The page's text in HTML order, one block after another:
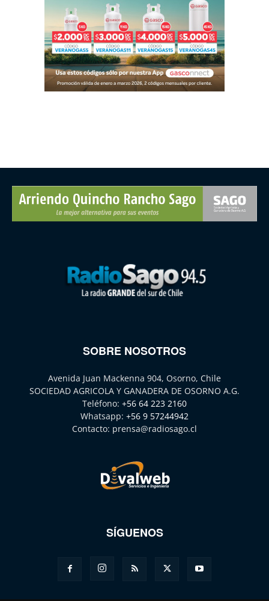
SOBRE NOSOTROS
Avenida Juan Mackenna 904, Osorno, Chile
SOCIEDAD AGRICOLA Y GANADERA DE OSORNO A.G.
Teléfono: +56 64 223 2160
Whatsapp: +56 9 57244942
Contacto: prensa@radiosago.cl
SÍGUENOS